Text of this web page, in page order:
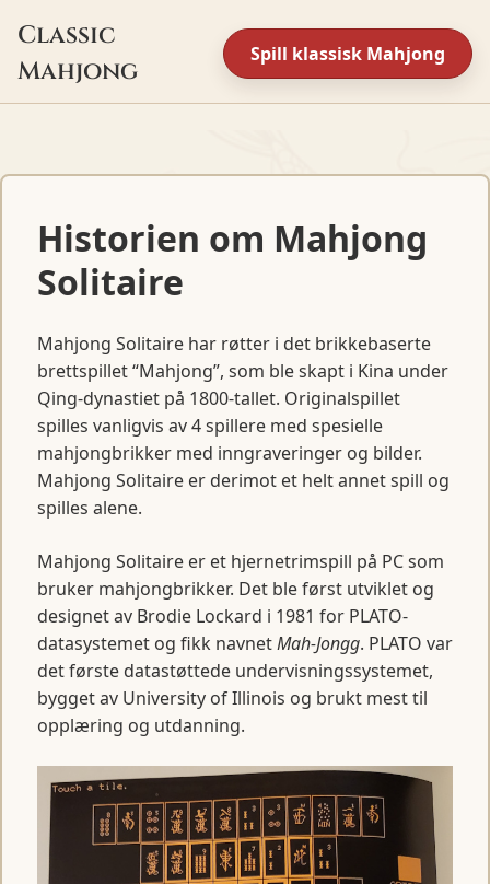
Classic
Mahjong
Spill klassisk Mahjong
Historien om Mahjong
Solitaire
Mahjong Solitaire har røtter i det brikkebaserte
brettspillet “Mahjong”, som ble skapt i Kina under
Qing-dynastiet på 1800-tallet. Originalspillet
spilles vanligvis av 4 spillere med spesielle
mahjongbrikker med inngraveringer og bilder.
Mahjong Solitaire er derimot et helt annet spill og
spilles alene.
Mahjong Solitaire er et hjernetrimspill på PC som
bruker mahjongbrikker. Det ble først utviklet og
designet av Brodie Lockard i 1981 for PLATO-
datasystemet og fikk navnetMah-Jongg. PLATO var
det første datastøttede undervisningssystemet,
bygget av University of Illinois og brukt mest til
opplæring og utdanning.